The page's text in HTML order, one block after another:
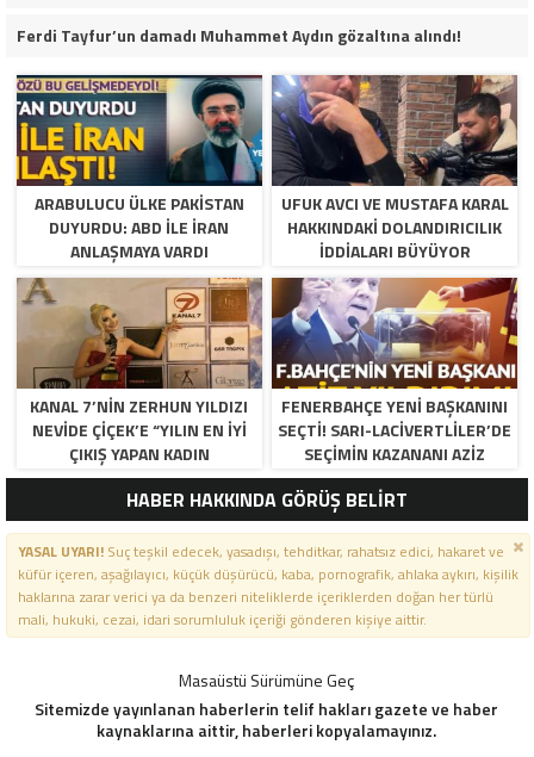
Ferdi Tayfur’un damadı Muhammet Aydın gözaltına alındı!
ARABULUCU ÜLKE PAKISTAN
DUYURDU: ABD ILE İRAN
ANLAŞMAYA VARDI
UFUK AVCI VE MUSTAFA KARAL
HAKKINDAKI DOLANDIRICILIK
İDDIALARI BÜYÜYOR
KANAL 7’NİN ZERHUN YILDIZI
NEVİDE ÇİÇEK’E “YILIN EN İYİ
ÇIKIŞ YAPAN KADIN
OYUNCUSU” ÖDÜLÜ!
FENERBAHÇE YENI BAŞKANINI
SEÇTI! SARI-LACIVERTLILER’DE
SEÇIMIN KAZANANI AZIZ
YILDIRIM OLDU
HABER HAKKINDA GÖRÜŞ BELİRT
YASAL UYARI!Suç teşkil edecek, yasadışı, tehditkar, rahatsız edici, hakaret ve
küfür içeren, aşağılayıcı, küçük düşürücü, kaba, pornografik, ahlaka aykırı, kişilik
haklarına zarar verici ya da benzeri niteliklerde içeriklerden doğan her türlü
mali, hukuki, cezai, idari sorumluluk içeriği gönderen kişiye aittir.
Masaüstü Sürümüne Geç
Sitemizde yayınlanan haberlerin telif hakları gazete ve haber
kaynaklarına aittir, haberleri kopyalamayınız.